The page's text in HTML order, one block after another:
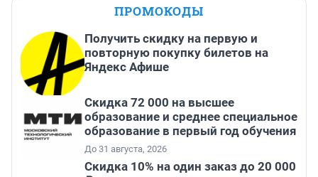
ПРОМОКОДЫ
Получить скидку на первую и
повторную покупку билетов на
Яндекс Афише
Скидка 72 000 на высшее
образование и среднее специальное
образование в первый год обучения
До 31 августа, 2026
Скидка 10% на один заказ до 20 000